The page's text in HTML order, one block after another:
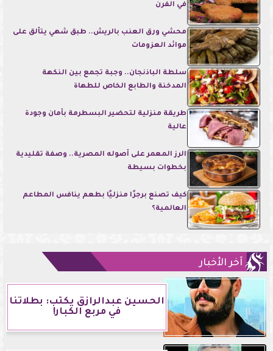
في الفرن
محشي ورق العنب بالريش.. طبق شهي يتألق على
موائد العزومات
سلطة الباذنجان.. وجبة تجمع بين النكهة
المدخنة والطابع الخاص للطهاة
طريقة منزلية لتحضير البسطرمة بأمان وجودة
عالية
الرز المعمر على أصوله المصرية.. وصفة تقليدية
بخطوات بسيطة
كيف تصنع برجرًا منزليًا بطعم ينافس المطاعم
العالمية؟
آخر الأخبار
الحسين عبدالرازق يكتب: بطلاتنا
في مربع الكبار!